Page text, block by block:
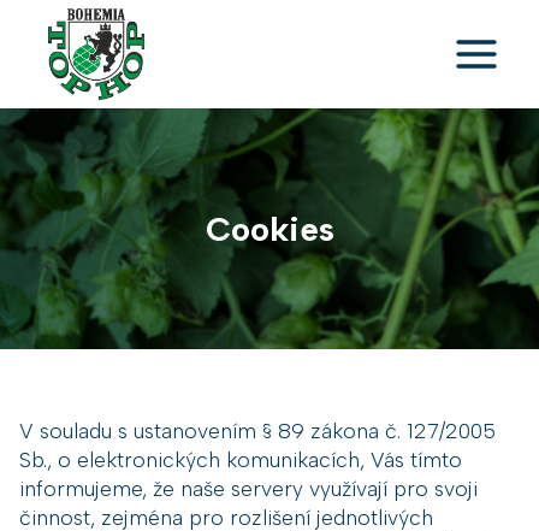
Přeskočit
obsah
Cookies
V souladu s ustanovením § 89 zákona č. 127/2005
Sb., o elektronických komunikacích, Vás tímto
informujeme, že naše servery využívají pro svoji
činnost, zejména pro rozlišení jednotlivých